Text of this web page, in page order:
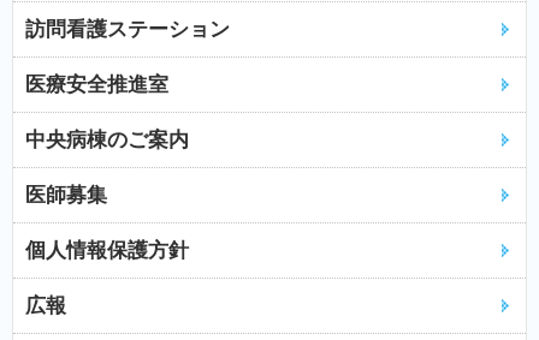
訪問看護ステーション
医療安全推進室
中央病棟のご案内
医師募集
個人情報保護方針
広報